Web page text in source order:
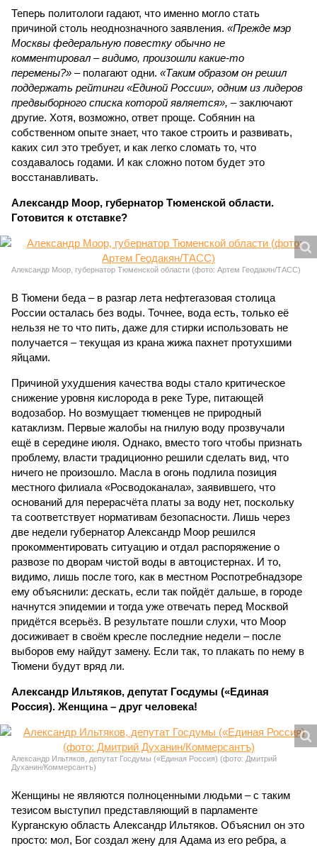
Теперь политологи гадают, что именно могло стать
причиной столь неоднозначного заявления. «Прежде мэр
Москвы федеральную повестку обычно не
комментировал – видимо, произошли какие-то
перемены?» – полагают одни. «Таким образом он решил
поддержать рейтинги «Единой России», одним из лидеров
предвыборного списка которой является», – заключают
другие. Хотя, возможно, ответ проще. Собянин на
собственном опыте знает, что такое строить и развивать,
каких сил это требует, и как легко сломать то, что
создавалось годами. И как сложно потом будет это
восстанавливать.
Александр Моор, губернатор Тюменской области.
Готовится к отставке?
Александр Моор, губернатор Тюменской области (фото: Артем Геодакян/ТАСС)
В Тюмени беда – в разгар лета нефтегазовая столица
России осталась без воды. Точнее, вода есть, только её
нельзя не то что пить, даже для стирки использовать не
получается – текущая из крана жижа пахнет протухшими
яйцами.
Причиной ухудшения качества воды стало критическое
снижение уровня кислорода в реке Туре, питающей
водозабор. Но возмущает тюменцев не природный
катаклизм. Первые жалобы на гнилую воду прозвучали
ещё в середине июля. Однако, вместо того чтобы признать
проблему, власти традиционно решили сделать вид, что
ничего не произошло. Масла в огонь подлила позиция
местного филиала «Росводоканала», заявившего, что
оснований для перерасчёта платы за воду нет, поскольку
та соответствует нормативам безопасности. Лишь через
две недели губернатор Александр Моор решился
прокомментировать ситуацию и отдал распоряжение о
развозе по дворам чистой воды в автоцистернах. И то,
видимо, лишь после того, как в местном Роспотребнадзоре
ему объяснили: дескать, если так пойдёт дальше, в городе
начнутся эпидемии и тогда уже отвечать перед Москвой
придётся всерьёз. В результате пошли слухи, что Моор
досиживает в своём кресле последние недели – после
выборов ему найдут замену. Если так, то плакать по нему в
Тюмени будут вряд ли.
Александр Ильтяков, депутат Госдумы («Единая
Россия). Женщина – друг человека!
Александр Ильтяков, депутат Госдумы («Единая Россия) (фото: Дмитрий
Духанин/Коммерсантъ)
Женщины не являются полноценными людьми – с таким
тезисом выступил представляющий в парламенте
Курганскую область Александр Ильтяков. Объяснил он это
просто: мол, Бог создал жену для Адама из его ребра, а